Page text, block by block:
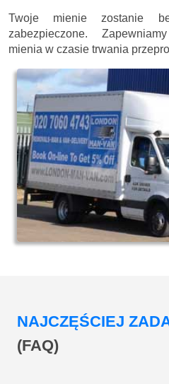
Twoje mienie zostanie
zabezpieczone.
mienia w czasie trwania
NAJCZĘŚCIEJ
(FAQ)